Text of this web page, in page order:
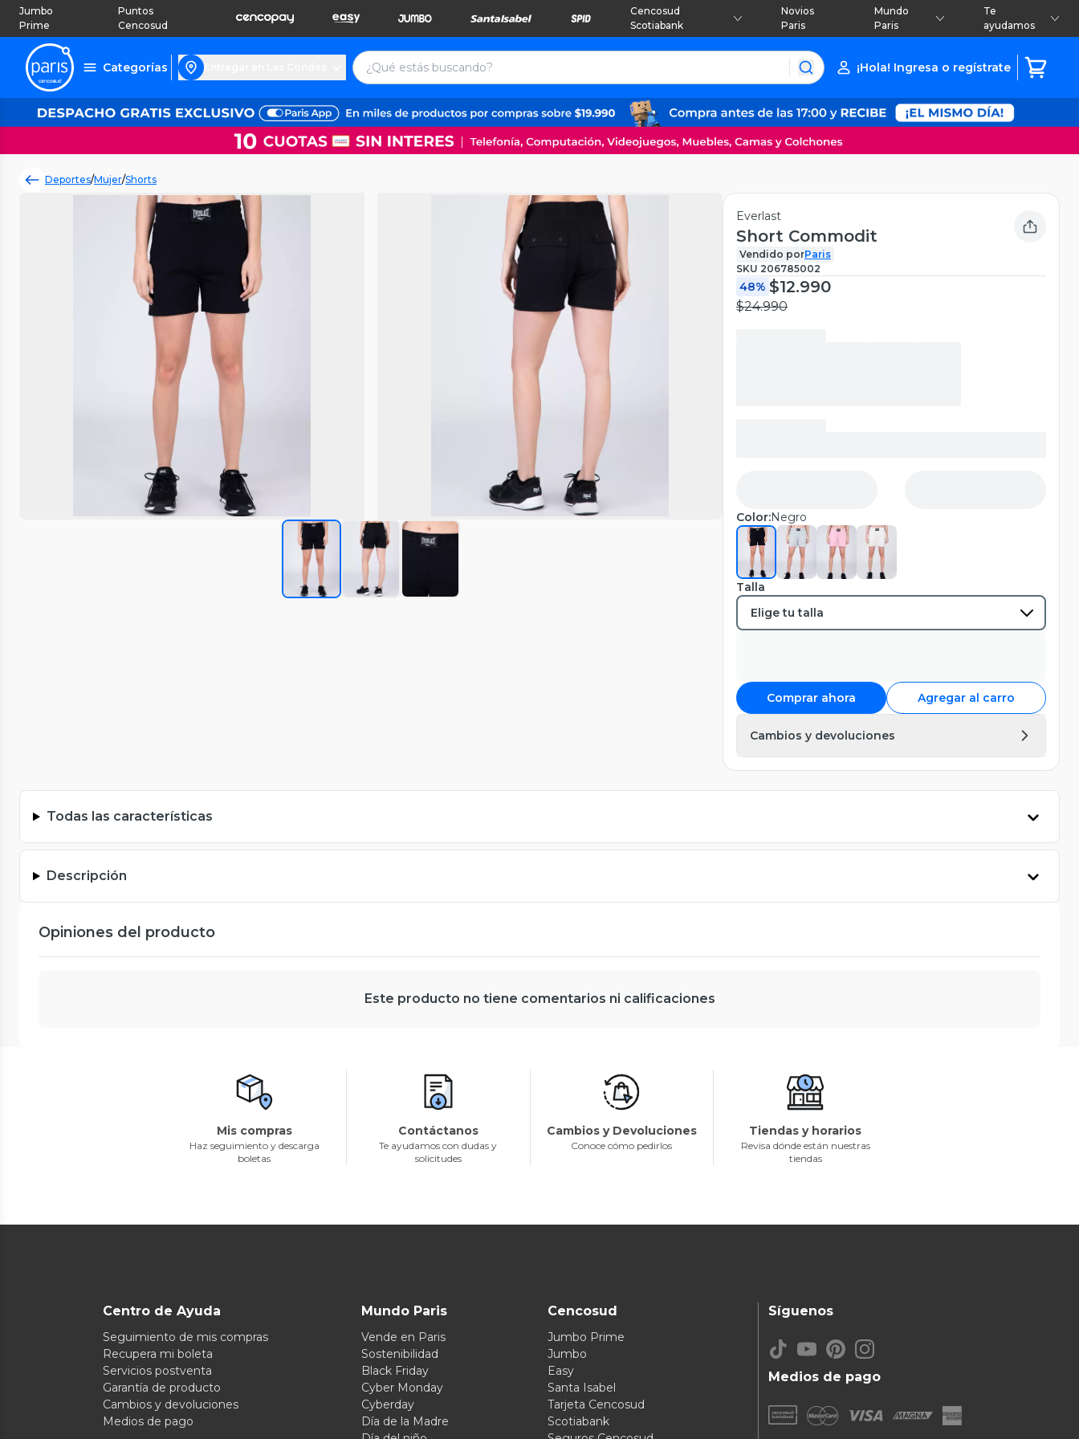
Jumbo
Prime
Puntos
Cencosud
Cencosud
Scotiabank
Novios
Paris
Mundo
Paris
Te
ayudamos
Categorías ¡Hola! Ingresa o regístrate
Deportes/Mujer/Shorts
Everlast
Short Commodit
Vendido porParis
SKU 206785002
48% $12.990
$24.990
Color:Negro
Talla
Comprar ahora Agregar al carro
Cambios y devoluciones
Todas las características
Descripción
Opiniones del producto
Este producto no tiene comentarios ni calificaciones
Mis compras
Haz seguimiento y descarga
boletas
Contáctanos
Te ayudamos con dudas y
solicitudes
Cambios y Devoluciones
Conoce cómo pedirlos
Tiendas y horarios
Revisa dónde están nuestras
tiendas
Centro de Ayuda
Seguimiento de mis compras
Recupera mi boleta
Servicios postventa
Garantía de producto
Cambios y devoluciones
Medios de pago
Mundo Paris
Vende en Paris
Sostenibilidad
Black Friday
Cyber Monday
Cyberday
Día de la Madre
Cencosud
Jumbo Prime
Jumbo
Easy
Santa Isabel
Tarjeta Cencosud
Scotiabank
Medios de pago
Síguenos